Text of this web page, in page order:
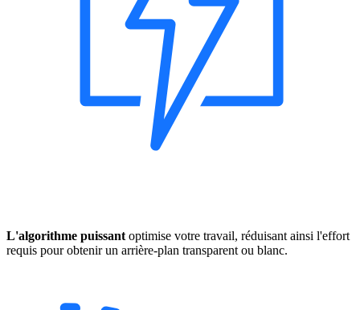
L'algorithme puissant optimise votre travail, réduisant ainsi l'effort
requis pour obtenir un arrière-plan transparent ou blanc.